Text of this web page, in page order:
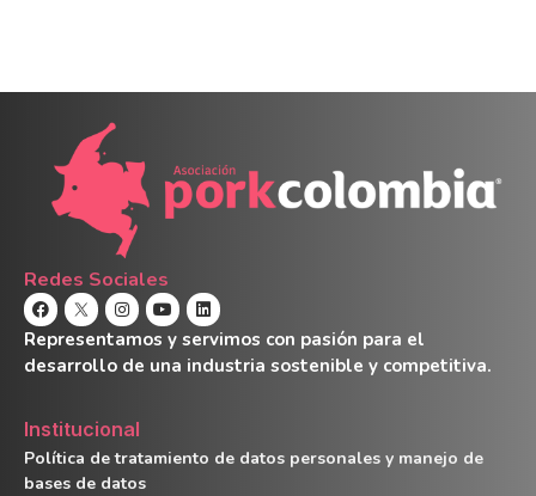
Redes Sociales
Representamos y servimos con pasión para el
desarrollo de una industria sostenible y competitiva.
Institucional
Política de tratamiento de datos personales y manejo de
bases de datos